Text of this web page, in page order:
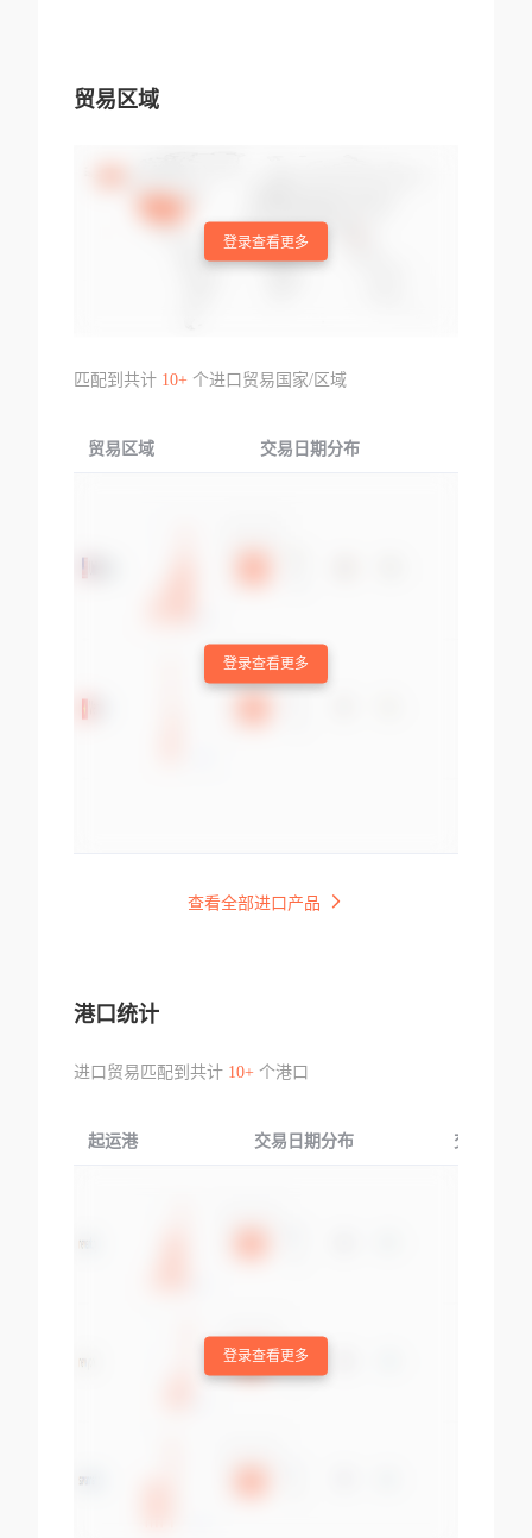
贸易区域
登录查看更多
匹配到共计 10+个进口贸易国家/区域
贸易区域 交易日期分布
登录查看更多
查看全部进口产品
港口统计
进口贸易匹配到共计 10+个港口
起运港 交易日期分布 交易产品
登录查看更多